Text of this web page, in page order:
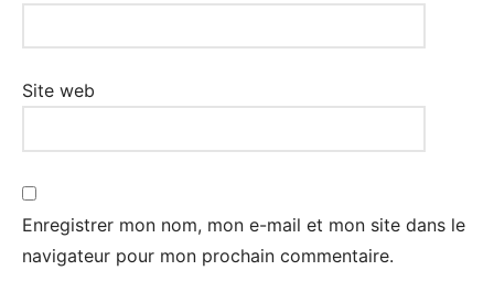
Site web
Enregistrer mon nom, mon e-mail et mon site dans le
navigateur pour mon prochain commentaire.